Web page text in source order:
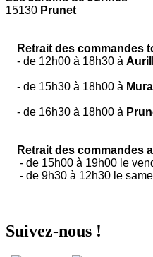
15130 Prunet
Retrait des commandes
- de 12h00 à 18h30 à
- de 15h30 à 18h00 à
- de 16h30 à 18h00 à
Retrait des commandes
- de 15h00 à 19h00 le
- de 9h30 à 12h30 le
Suivez-nous !